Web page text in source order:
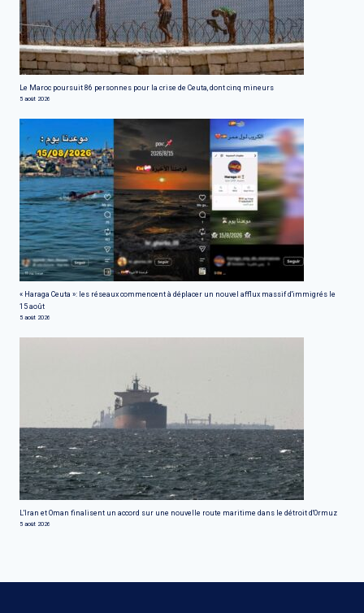
Le Maroc poursuit 86 personnes pour la crise de Ceuta, dont cinq mineurs
5 août 2026
« Haraga Ceuta »: les réseaux commencent à déplacer un nouvel afflux massif d'immigrés le
15 août
5 août 2026
L'Iran et Oman finalisent un accord sur une nouvelle route maritime dans le détroit d'Ormuz
5 août 2026